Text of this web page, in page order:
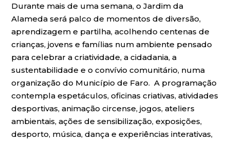
Durante mais de uma semana, o Jardim da
Alameda será palco de momentos de diversão,
aprendizagem e partilha, acolhendo centenas de
crianças, jovens e famílias num ambiente pensado
para celebrar a criatividade, a cidadania, a
sustentabilidade e o convívio comunitário, numa
organização do Município de Faro. A programação
contempla espetáculos, oficinas criativas, atividades
desportivas, animação circense, jogos, ateliers
ambientais, ações de sensibilização, exposições,
desporto, música, dança e experiências interativas,